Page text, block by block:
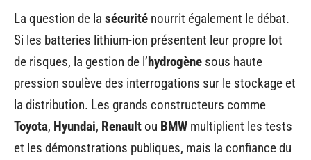
La question de la sécurité nourrit également le débat.
Si les batteries lithium-ion présentent leur propre lot
de risques, la gestion de l’hydrogène sous haute
pression soulève des interrogations sur le stockage et
la distribution. Les grands constructeurs comme
Toyota, Hyundai, Renault ou BMW multiplient les tests
et les démonstrations publiques, mais la confiance du